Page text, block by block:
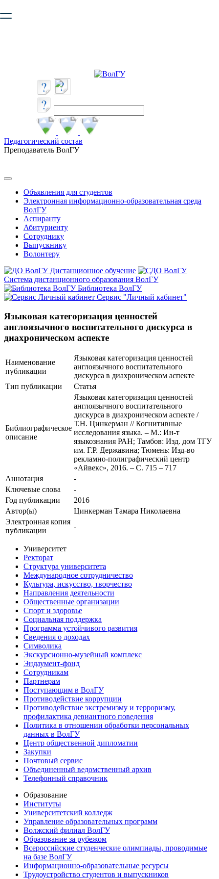
безопасную работу с сайтом. Пожалуйста
Педагогический состав
Преподаватель ВолГУ
Объявления для студентов
Электронная информационно-образовательная среда
ВолГУ
Аспиранту
Абитуриенту
Сотруднику
Выпускнику
Волонтеру
Дистанционное обучение
Система дистанционного образования ВолГУ
Библиотека ВолГУ
Сервис "Личный кабинет"
Языковая категоризация ценностей
англоязычного воспитательного дискурса в
диахроническом аспекте
Наименование
публикации
Языковая категоризация ценностей
англоязычного воспитательного
дискурса в диахроническом аспекте
Тип публикации
Статья
Библиографическое
описание
Языковая категоризация ценностей
англоязычного воспитательного
дискурса в диахроническом аспекте /
Т.Н. Цинкерман // Когнитивные
исследования языка. – М.: Ин-т
языкознания РАН; Тамбов: Изд. дом ТГУ
им. Г.Р. Державина; Тюмень: Изд-во
рекламно-полиграфический центр
«Айвекс», 2016. – С. 715 – 717
Аннотация
-
Ключевые cлова
-
Год публикации
2016
Автор(ы)
Цинкерман Тамара Николаевна
Электронная копия
публикации
-
Университет
Ректорат
Структура университета
Международное сотрудничество
Культура, искусство, творчество
Направления деятельности
Общественные организации
Спорт и здоровье
Социальная поддержка
Программа устойчивого развития
Сведения о доходах
Символика
Экскурсионно-музейный комплекс
Эндаумент-фонд
Сотрудникам
Партнерам
Поступающим в ВолГУ
Противодействие коррупции
Противодействие экстремизму и терроризму,
профилактика девиантного поведения
Политика в отношении обработки персональных
данных в ВолГУ
Центр общественной дипломатии
Закупки
Почтовый сервис
Объединенный ведомственный архив
Телефонный справочник
Образование
Институты
Университетский колледж
Управление образовательных программ
Волжский филиал ВолГУ
Образование за рубежом
Всероссийские студенческие олимпиады, проводимые
на базе ВолГУ
Информационно-образовательные ресурсы
Трудоустройство студентов и выпускников